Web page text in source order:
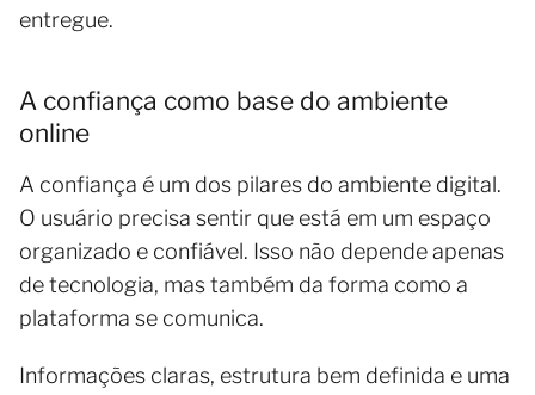
entregue.
A confiança como base do ambiente
online
A confiança é um dos pilares do ambiente digital.
O usuário precisa sentir que está em um espaço
organizado e confiável. Isso não depende apenas
de tecnologia, mas também da forma como a
plataforma se comunica.
Informações claras, estrutura bem definida e uma